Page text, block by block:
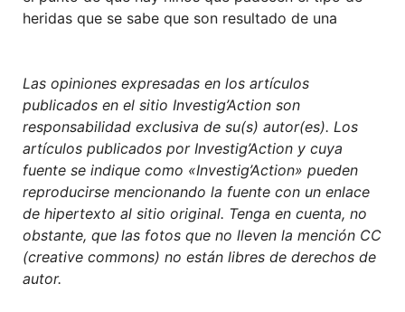
heridas que se sabe que son resultado de una
Las opiniones expresadas en los artículos
publicados en el sitio Investig’Action son
responsabilidad exclusiva de su(s) autor(es). Los
artículos publicados por Investig’Action y cuya
fuente se indique como «Investig’Action» pueden
reproducirse mencionando la fuente con un enlace
de hipertexto al sitio original. Tenga en cuenta, no
obstante, que las fotos que no lleven la mención CC
(creative commons) no están libres de derechos de
autor.